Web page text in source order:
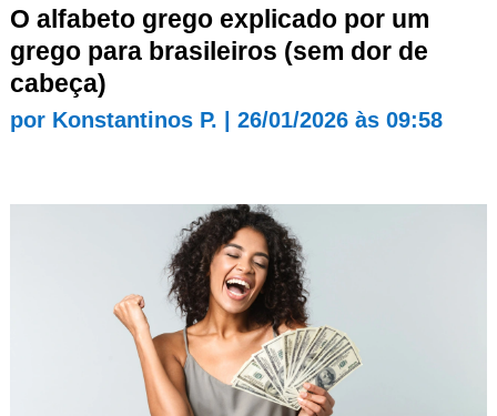
O alfabeto grego explicado por um
grego para brasileiros (sem dor de
cabeça)
por Konstantinos P. 26/01/2026 às 09:58